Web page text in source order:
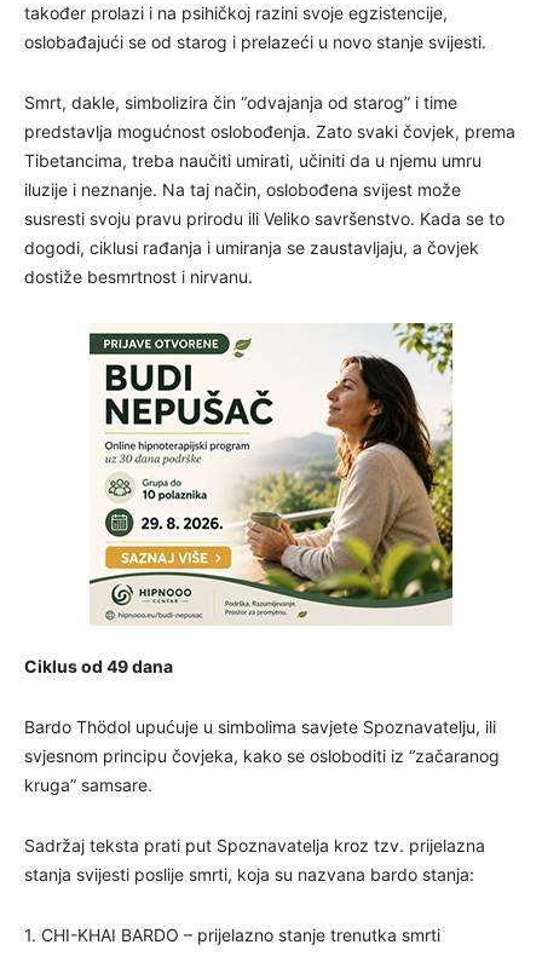
također prolazi i na psihičkoj razini svoje egzistencije,
oslobađajući se od starog i prelazeći u novo stanje svijesti.
Smrt, dakle, simbolizira čin “odvajanja od starog” i time
predstavlja mogućnost oslobođenja. Zato svaki čovjek, prema
Tibetancima, treba naučiti umirati, učiniti da u njemu umru
iluzije i neznanje. Na taj način, oslobođena svijest može
susresti svoju pravu prirodu ili Veliko savršenstvo. Kada se to
dogodi, ciklusi rađanja i umiranja se zaustavljaju, a čovjek
dostiže besmrtnost i nirvanu.
Ciklus od 49 dana
Bardo Thödol upućuje u simbolima savjete Spoznavatelju, ili
svjesnom principu čovjeka, kako se osloboditi iz “začaranog
kruga” samsare.
Sadržaj teksta prati put Spoznavatelja kroz tzv. prijelazna
stanja svijesti poslije smrti, koja su nazvana bardo stanja:
1. CHI-KHAI BARDO – prijelazno stanje trenutka smrti